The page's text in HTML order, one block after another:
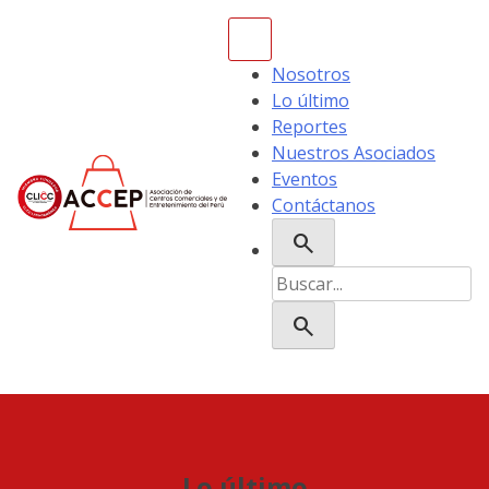
Nosotros
Lo último
Reportes
Nuestros Asociados
Eventos
Contáctanos
search
Buscar:
search